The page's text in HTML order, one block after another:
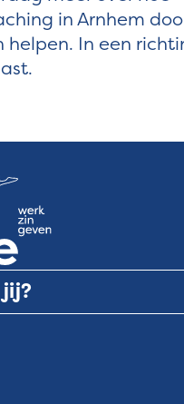
in Arnhem
helpen. In een